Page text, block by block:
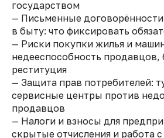
государством
— Письменные
в быту: что фиксировать
— Риски покупки жилья и
недееспособность продавцов,
реституция
— Защита прав потребителей:
сервисные центры против
продавцов
— Налоги и взносы для
скрытые отчисления и работа